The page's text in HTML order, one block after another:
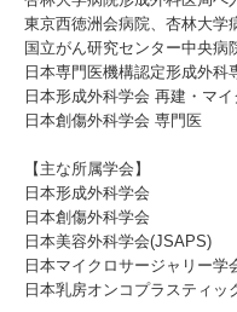
東京西徳洲会病院、杏林大学
国立がん研究センター中央病
日本専門医機構認定形成外科
日本形成外科学会 再建・マ
日本創傷外科学会 専門医
【主な所属学会】
日本形成外科学会
日本創傷外科学会
日本美容外科学会(JSAPS)
日本マイクロサージャリー学
日本乳房オンコプラスティッ